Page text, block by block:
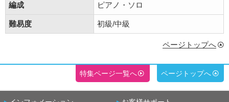
編成 ピアノ・ソロ
難易度 初級/中級
ページトップへ
特集ページ一覧へ ページトップへ